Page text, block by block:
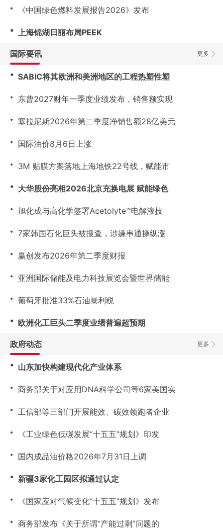
・ 《中国绿色燃料发展报告2026》发布
・ 上海锦湖日丽布局PEEK
更多
国际要讯
・ SABIC将其欧洲和美洲地区的工程热塑性塑
・ 东曹2027财年一季度业绩发布，销售额实现
・ 塞拉尼斯2026年第二季度净销售额28亿美元
・ 国际油价8月6日上涨
・ 3M 贴膜方案落地上海地铁22号线，赋能市
・ 大华股份亮相2026北京充换电展 赋能绿色
・ 旭化成与高化学签署Acetolyte™电解液技
・ 7家韩国石化巨头被搜查，涉嫌串通操纵涨
・ 赢创发布2026年第二季度财报
・ 亚洲国际储能及电力科技展览会暨世界储能
・ 葡萄牙批准33%石油暴利税
・ 欧洲化工巨头二季度业绩普遍超预期
更多
政府动态
・ 山东加快构建现代化产业体系
・ 商务部关于对应用DNA科学公司等6家美国实
・ 工信部等三部门开展能效、碳效领跑者企业
・ 《工业绿色低碳发展“十五五”规划》印发
・ 国内成品油价格2026年7月31日上调
・ 新疆3家化工园区拟通过认定
・ 《国家应对气候变化“十五五”规划》发布
・ 商务部发布《关于所谓“产能过剩”问题的